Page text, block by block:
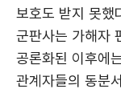
보호도 받지 못했
군판사는 가해자
공론화된 이후에
관계자들의 동분